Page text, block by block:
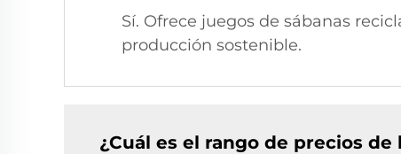
Sí. Ofrece juegos de sábanas
producción sostenible.
¿Cuál es el rango de precios